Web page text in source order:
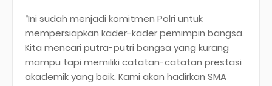
“Ini sudah menjadi komitmen Polri untuk
mempersiapkan kader-kader pemimpin bangsa.
Kita mencari putra-putri bangsa yang kurang
mampu tapi memiliki catatan-catatan prestasi
akademik yang baik. Kami akan hadirkan SMA